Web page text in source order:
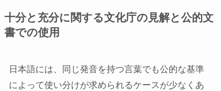
十分と充分に関する文化庁の見解と公的文
書での使用
日本語には、同じ発音を持つ言葉でも公的な基準
によって使い分けが求められるケースが少なくあ